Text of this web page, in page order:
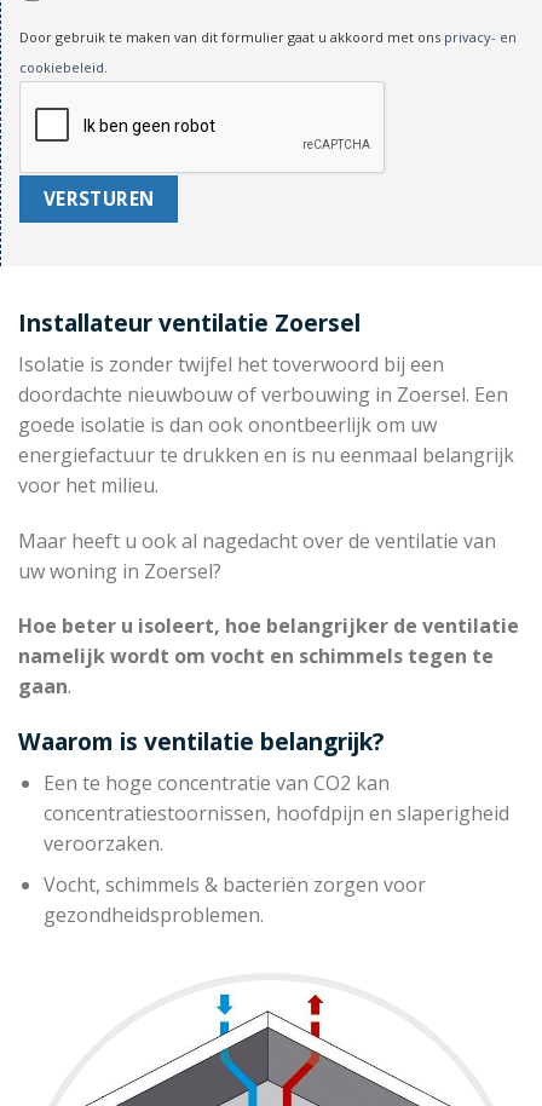
Door gebruik te maken van dit formulier gaat u akkoord met ons privacy- en
cookiebeleid
Installateur ventilatie Zoersel
Isolatie is zonder twijfel het toverwoord bij een
doordachte nieuwbouw of verbouwing in Zoersel. Een
goede isolatie is dan ook onontbeerlijk om uw
energiefactuur te drukken en is nu eenmaal belangrijk
voor het milieu.
Maar heeft u ook al nagedacht over de ventilatie van
uw woning in Zoersel?
Hoe beter u isoleert, hoe belangrijker de ventilatie
namelijk wordt om vocht en schimmels tegen te
gaan.
Waarom is ventilatie belangrijk?
Een te hoge concentratie van CO2 kan
concentratiestoornissen, hoofdpijn en slaperigheid
veroorzaken.
Vocht, schimmels & bacteriën zorgen voor
gezondheidsproblemen.